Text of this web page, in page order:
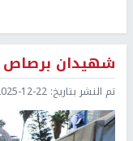
شهيدان برصاص
تم النشر بتاريخ: 12-22 14:44